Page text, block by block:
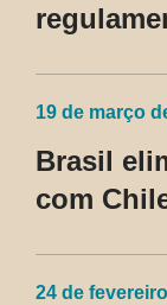
19 de março
Brasil
com
24 de